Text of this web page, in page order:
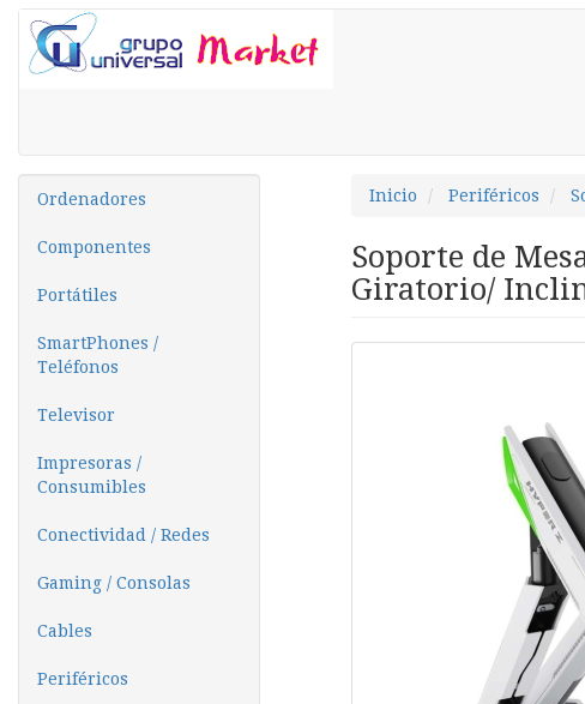
Ordenadores
Componentes
Portátiles
SmartPhones /
Teléfonos
Televisor
Impresoras /
Consumibles
Conectividad / Redes
Gaming / Consolas
Cables
Periféricos
Inicio Periféricos
Soporte de
Giratorio/